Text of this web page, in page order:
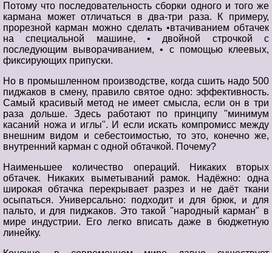
Потому что последовательность сборки одного и того же
кармана может отличаться в два-три раза. К примеру,
прорезной карман можно сделать •втачиванием обтачек
на специальной машине, • двойной строчкой с
последующим выворачиванием, • с помощью клеевых,
фиксирующих припуски.
Но в промышленном производстве, когда сшить надо 500
пиджаков в смену, правило святое одно: эффективность.
Самый красивый метод не имеет смысла, если он в три
раза дольше. Здесь работают по принципу "минимум
касаний ножа и иглы". И если искать компромисс между
внешним видом и себестоимостью, то это, конечно же,
внутренний карман с одной обтачкой. Почему?
Наименьшее количество операций. Никаких вторых
обтачек. Никаких выметываний рамок. Надёжно: одна
широкая обтачка перекрывает разрез и не даёт ткани
осыпаться. Универсально: подходит и для брюк, и для
пальто, и для пиджаков. Это такой "народный карман" в
мире индустрии. Его легко вписать даже в бюджетную
линейку.